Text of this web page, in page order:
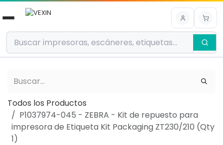
Ir al contenido
Todos los Productos
P1037974-045 - ZEBRA - Kit de repuesto para
impresora de Etiqueta Kit Packaging ZT230/210 (Qty
1)